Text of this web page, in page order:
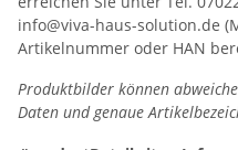
info@viva-haus-solution.de
Artikelnummer oder HAN
Produktbilder können
Daten und genaue